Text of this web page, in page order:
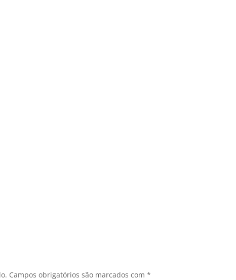
Campos obrigatórios são marcados com*